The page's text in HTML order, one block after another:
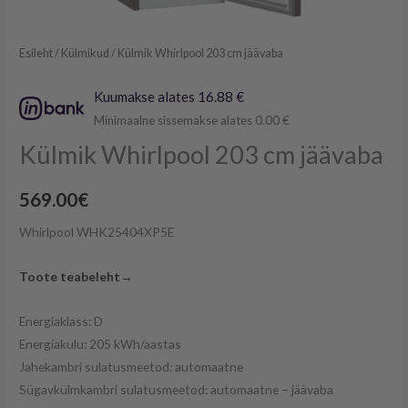
Esileht/ Külmikud / Külmik Whirlpool 203 cm jäävaba
Kuumakse alates 16.88 €
Minimaalne sissemakse alates 0.00 €
Külmik Whirlpool 203 cm jäävaba
569.00€
Whirlpool WHK25404XP5E
Toote teabeleht→
Energiaklass: D
Energiakulu: 205 kWh/aastas
Jahekambri sulatusmeetod: automaatne
Sügavkülmkambri sulatusmeetod: automaatne – jäävaba